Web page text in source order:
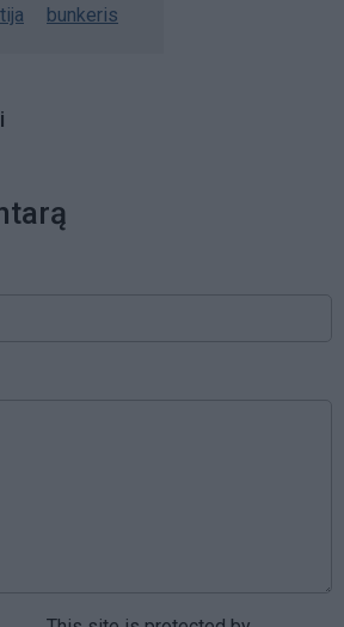
bunkeris